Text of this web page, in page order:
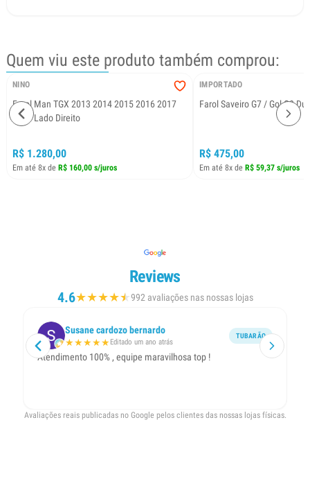
Quem viu este produto também comprou:
NINO
Farol Man TGX 2013 2014 2015 2016 2017
2018 Lado Direito
R$ 1.280,00
Em até 8x de R$ 160,00 s/juros
IMPORTADO
Farol Saveiro G7 / Gol G8
R$ 475,00
Em até 8x de R$ 59,37 s/juros
Reviews
4.6★★★★★
★992 avaliações nas nossas lojas
Susane cardozo bernardo
★★★★★Editado um ano atrás
TUBARÃO
Atendimento 100% , equipe maravilhosa top !
Avaliações reais publicadas no Google pelos clientes das nossas lojas físicas.